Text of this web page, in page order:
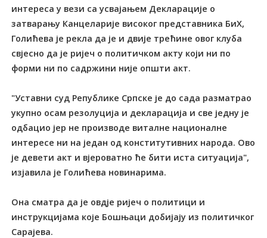
интереса у вези са усвајањем Декларације о
затварању Канцеларије високог представника БиХ,
Голићева је рекла да је и двије трећине овог клуба
свјесно да је ријеч о политичком акту који ни по
форми ни по садржини није општи акт.
"Уставни суд Републике Српске је до сада разматрао
укупно осам резолуција и декларација и све једну је
одбацио јер не производе виталне националне
интересе ни на један од конститутивних народа. Ово
је девети акт и вјероватно ће бити иста ситуација",
изјавила је Голићева новинарима.
Она сматра да је овдје ријеч о политици и
инструкцијама које Бошњаци добијају из политичког
Сарајева.